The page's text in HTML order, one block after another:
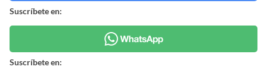
Suscríbete en:
Suscríbete en: